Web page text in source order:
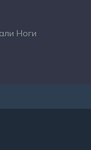
Ноги